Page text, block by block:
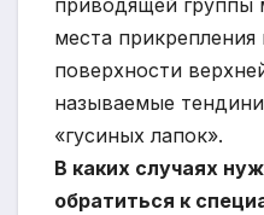
приводящей
места прикрепления
поверхности
называемые
«гусиных лапок».
В каких случаях
обратиться к